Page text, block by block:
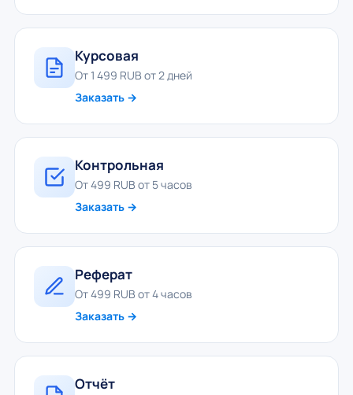
Курсовая
От 1 499 RUB от 2 дней
Заказать →
Контрольная
От 499 RUB от 5 часов
Заказать →
Реферат
От 499 RUB от 4 часов
Заказать →
Отчёт